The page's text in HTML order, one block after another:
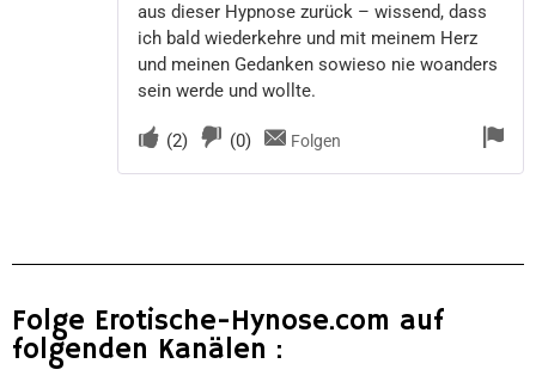
aus dieser Hypnose zurück – wissend, dass
ich bald wiederkehre und mit meinem Herz
und meinen Gedanken sowieso nie woanders
sein werde und wollte.
(2) (0) Folgen
Folge Erotische-Hynose.com auf
folgenden Kanälen :